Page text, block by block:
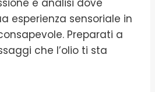
e analisi dove
esperienza sensoriale in
Preparati a
che l’olio ti sta